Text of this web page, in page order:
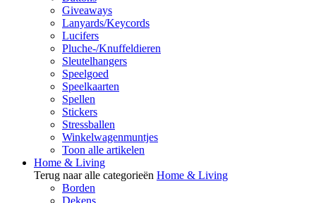
Giveaways
Lanyards/Keycords
Lucifers
Pluche-/Knuffeldieren
Sleutelhangers
Speelgoed
Speelkaarten
Spellen
Stickers
Stressballen
Winkelwagenmuntjes
Toon alle artikelen
Home & Living
Terug naar alle categorieën Home & Living
Borden
Dekens